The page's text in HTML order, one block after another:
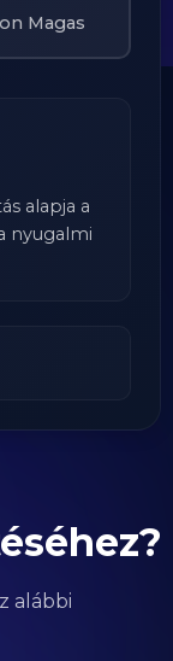
Magas
alapja a
nyugalmi
alábbi